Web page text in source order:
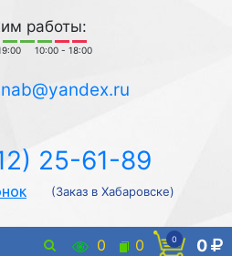
работы:
10:00 - 18:00
25-61-89
(Заказ в Хабаровске)
0 0 0 0